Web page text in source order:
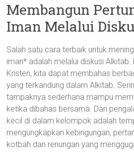
Membangun
Iman Melalui
Salah satu cara terbaik untuk
iman* adalah melalui diskusi
Kristen, kita dapat membahas
yang terkandung dalam Alkitab.
tampaknya sederhana mampu
ketika dibahas bersama. Dari
kecil di dalam kelompok adalah
mengungkapkan kebingungan,
kotbah dan renungan yang